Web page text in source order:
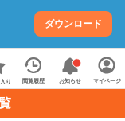
ダウンロード
り 閲覧履歴 お知らせ マイページ